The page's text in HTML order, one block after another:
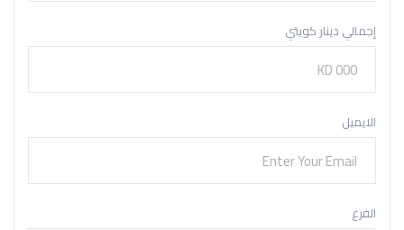
إجمالي دينار كويتي
الايميل
الفرع